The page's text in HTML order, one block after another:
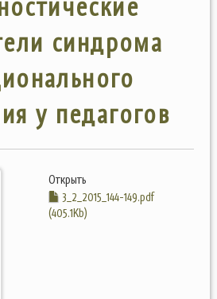
синдрома
у педагогов
Открыть
3_2_2015_144-149.pdf
(405.1Kb)